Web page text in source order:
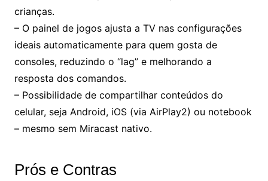
crianças.
– O painel de jogos ajusta a TV nas configurações
ideais automaticamente para quem gosta de
consoles, reduzindo o “lag” e melhorando a
resposta dos comandos.
– Possibilidade de compartilhar conteúdos do
celular, seja Android, iOS (via AirPlay2) ou notebook
– mesmo sem Miracast nativo.
Prós e Contras